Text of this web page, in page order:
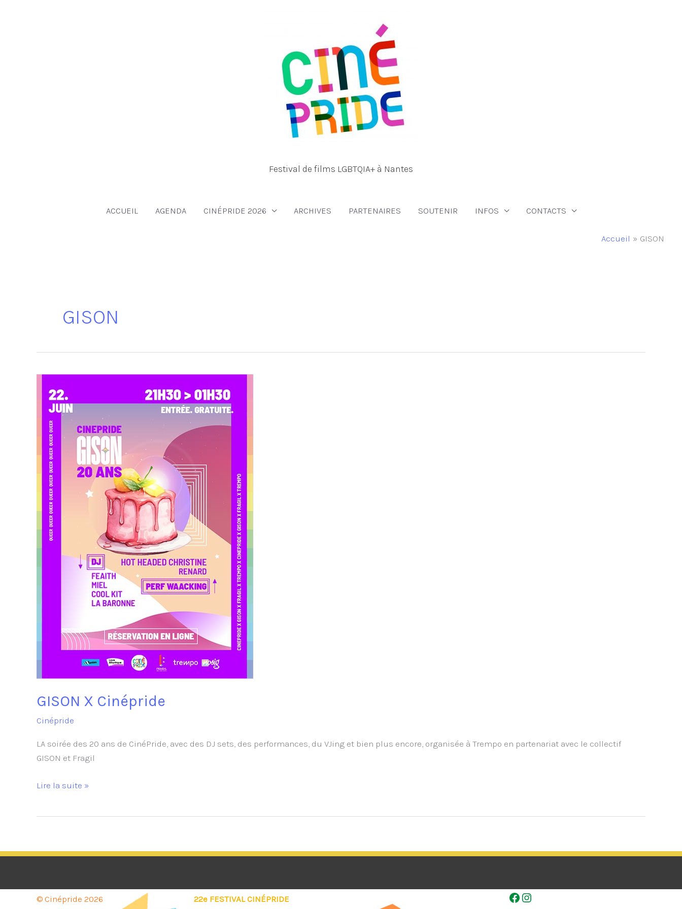
Festival de films LGBTQIA+ à Nantes
ACCUEIL AGENDA CINÉPRIDE 2026 ARCHIVES PARTENAIRES SOUTENIR INFOS CONTACTS
Accueil GISON
GISON
GISON X Cinépride
Cinépride
LA soirée des 20 ans de CinéPride, avec des DJ sets, des performances, du VJing et bien plus encore, organisée à Trempo en partenariat avec le collectif
GISON et Fragil
GISON
Lire la suite »
© Cinépride 2026
22e FESTIVAL CINÉPRIDE
Facebook
Instagram